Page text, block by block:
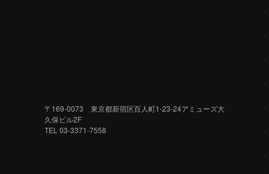
〒169-0073 東京都新宿区百人町1-23-24アミューズ大
久保ビル2F
TEL 03-3371-7558